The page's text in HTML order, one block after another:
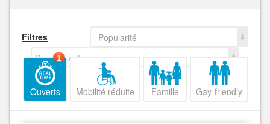
Filtres
Popularité
Decroissant
Ouverts
1
Mobilité réduite Famille Gay-friendly